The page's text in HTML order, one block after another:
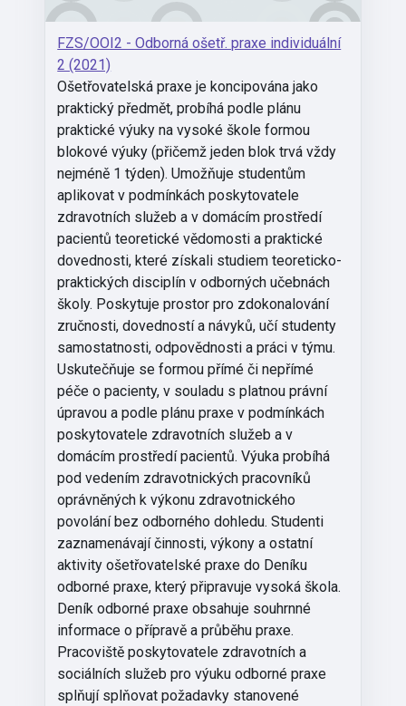
FZS/OOI2 - Odborná ošetř. praxe individuální
2 (2021)
Ošetřovatelská praxe je koncipována jako
praktický předmět, probíhá podle plánu
praktické výuky na vysoké škole formou
blokové výuky (přičemž jeden blok trvá vždy
nejméně 1 týden). Umožňuje studentům
aplikovat v podmínkách poskytovatele
zdravotních služeb a v domácím prostředí
pacientů teoretické vědomosti a praktické
dovednosti, které získali studiem teoreticko-
praktických disciplín v odborných učebnách
školy. Poskytuje prostor pro zdokonalování
zručnosti, dovedností a návyků, učí studenty
samostatnosti, odpovědnosti a práci v týmu.
Uskutečňuje se formou přímé či nepřímé
péče o pacienty, v souladu s platnou právní
úpravou a podle plánu praxe v podmínkách
poskytovatele zdravotních služeb a v
domácím prostředí pacientů. Výuka probíhá
pod vedením zdravotnických pracovníků
oprávněných k výkonu zdravotnického
povolání bez odborného dohledu. Studenti
zaznamenávají činnosti, výkony a ostatní
aktivity ošetřovatelské praxe do Deníku
odborné praxe, který připravuje vysoká škola.
Deník odborné praxe obsahuje souhrnné
informace o přípravě a průběhu praxe.
Pracoviště poskytovatele zdravotních a
sociálních služeb pro výuku odborné praxe
splňují splňovat požadavky stanovené